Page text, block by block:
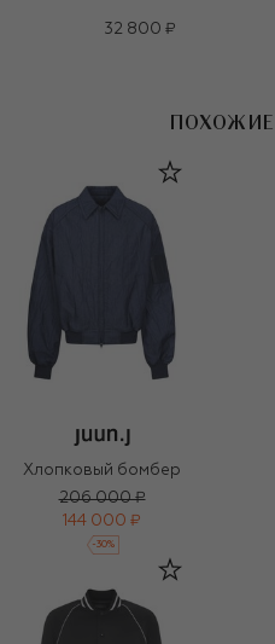
32 800 ₽
Хлопковый бомбер
206 000 ₽
144 000 ₽
-30%